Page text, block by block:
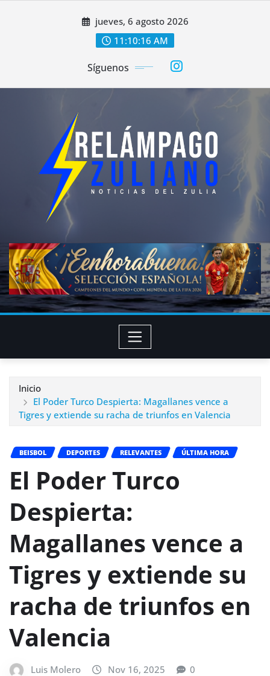
jueves, 6 agosto 2026
11:10:18 AM
Síguenos
Inicio
El Poder Turco Despierta: Magallanes vence a
Tigres y extiende su racha de triunfos en Valencia
BEISBOL DEPORTES RELEVANTES ÚLTIMA HORA
El Poder Turco
Despierta:
Magallanes vence a
Tigres y extiende su
racha de triunfos en
Valencia
Luis Molero Nov 16, 2025 0